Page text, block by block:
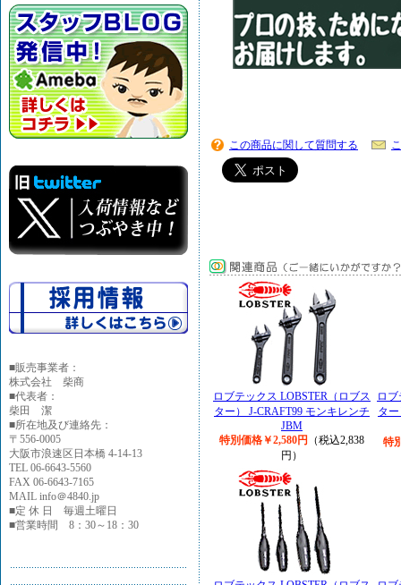
■販売事業者：
株式会社 柴商
■代表者：
柴田 潔
■所在地及び連絡先：
〒556-0005
大阪市浪速区日本橋 4-14-13
TEL 06-6643-5560
FAX 06-6643-7165
MAIL info＠4840.jp
■定 休 日 毎週土曜日
■営業時間 8：30～18：30
この商品に関して質問する
ロブテックス LOBSTER（ロブス
ター） J-CRAFT99 モンキレンチ
JBM
特別価格￥2,580円
（税込2,838
円）
ロ
タ
特